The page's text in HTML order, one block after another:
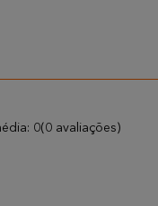
0(0 avaliações)